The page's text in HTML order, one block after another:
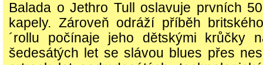
Balada o Jethro Tull oslavuje prvních
kapely. Zároveň odráží příběh
´rollu počínaje jeho dětskými krůčky
šedesátých let se slávou blues přes